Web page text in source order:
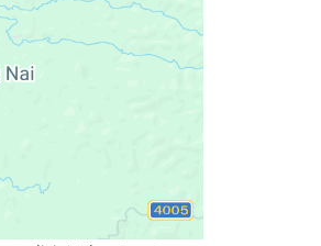
Supervisionen,